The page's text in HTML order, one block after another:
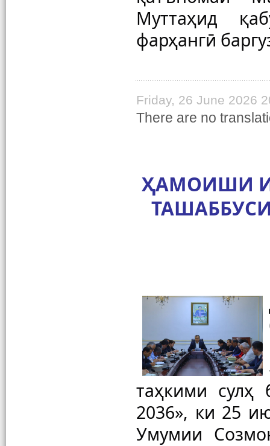
Муттаҳид
фарҳангӣ
Friday, 26 June 2026
There are no
ҲАМОИШИ
таҳкими сулҳ
2036», ки 25
Умумии